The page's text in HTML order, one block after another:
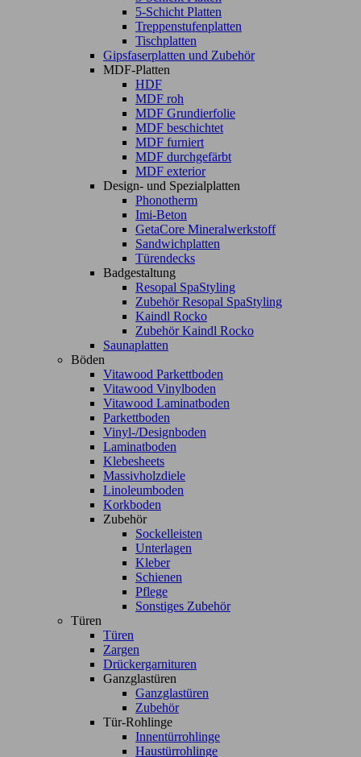
5-Schicht Platten
Treppenstufenplatten
Tischplatten
Gipsfaserplatten und Zubehör
MDF-Platten
HDF
MDF roh
MDF Grundierfolie
MDF beschichtet
MDF furniert
MDF durchgefärbt
MDF exterior
Design- und Spezialplatten
Phonotherm
Imi-Beton
GetaCore Mineralwerkstoff
Sandwichplatten
Türendecks
Badgestaltung
Resopal SpaStyling
Zubehör Resopal SpaStyling
Kaindl Rocko
Zubehör Kaindl Rocko
Saunaplatten
Böden
Vitawood Parkettboden
Vitawood Vinylboden
Vitawood Laminatboden
Parkettboden
Vinyl-/Designboden
Laminatboden
Klebesheets
Massivholzdiele
Linoleumboden
Korkboden
Zubehör
Sockelleisten
Unterlagen
Kleber
Schienen
Pflege
Sonstiges Zubehör
Türen
Türen
Zargen
Drückergarnituren
Ganzglastüren
Ganzglastüren
Zubehör
Tür-Rohlinge
Innentürrohlinge
Haustürrohlinge